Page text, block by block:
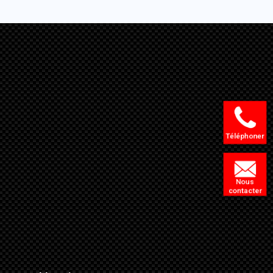
Téléphoner
Nous
contacter